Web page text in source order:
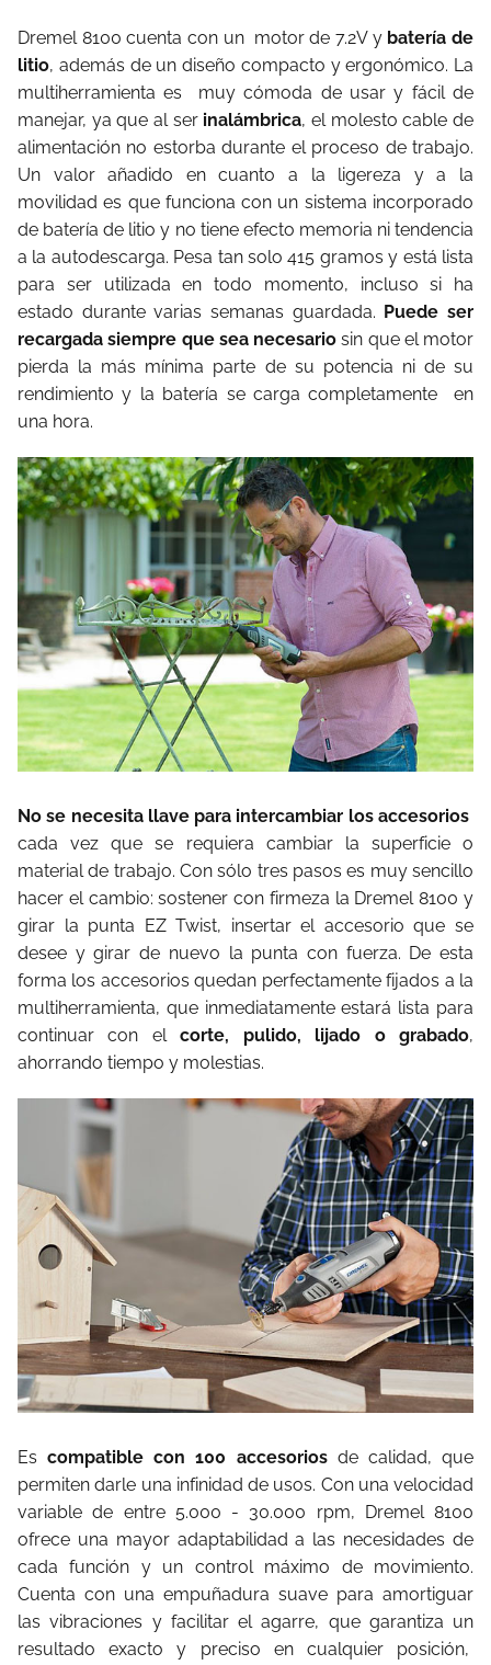
Dremel 8100 cuenta con un motor de 7.2V y batería de
litio, además de un diseño compacto y ergonómico. La
multiherramienta es muy cómoda de usar y fácil de
manejar, ya que al ser inalámbrica, el molesto cable de
alimentación no estorba durante el proceso de trabajo.
Un valor añadido en cuanto a la ligereza y a la
movilidad es que funciona con un sistema incorporado
de batería de litio y no tiene efecto memoria ni tendencia
a la autodescarga. Pesa tan solo 415 gramos y está lista
para ser utilizada en todo momento, incluso si ha
estado durante varias semanas guardada. Puede ser
recargada siempre que sea necesario sin que el motor
pierda la más mínima parte de su potencia ni de su
rendimiento y la batería se carga completamente en
una hora.
No se necesita llave para intercambiar los accesorios
cada vez que se requiera cambiar la superficie o
material de trabajo. Con sólo tres pasos es muy sencillo
hacer el cambio: sostener con firmeza la Dremel 8100 y
girar la punta EZ Twist, insertar el accesorio que se
desee y girar de nuevo la punta con fuerza. De esta
forma los accesorios quedan perfectamente fijados a la
multiherramienta, que inmediatamente estará lista para
continuar con elcorte, pulido, lijado o grabado,
ahorrando tiempo y molestias.
Escompatible con 100 accesoriosde calidad, que
permiten darle una infinidad de usos. Con una velocidad
variable de entre 5.000 - 30.000 rpm, Dremel 8100
ofrece una mayor adaptabilidad a las necesidades de
cada función y un control máximo de movimiento.
Cuenta con una empuñadura suave para amortiguar
las vibraciones y facilitar el agarre, que garantiza un
resultado exacto y preciso en cualquier posición,